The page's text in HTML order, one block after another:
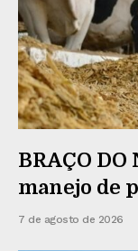
BRAÇO DO
manejo de
7 de agosto de 2026